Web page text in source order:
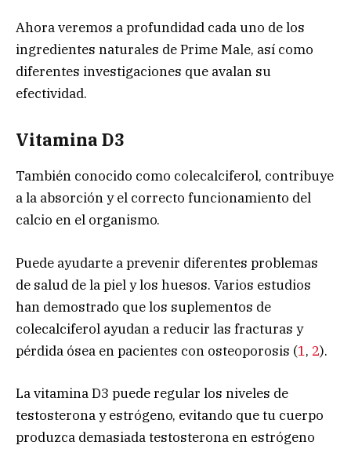
Ahora veremos a profundidad cada uno de los
ingredientes naturales de Prime Male, así como
diferentes investigaciones que avalan su
efectividad.
Vitamina D3
También conocido como colecalciferol, contribuye
a la absorción y el correcto funcionamiento del
calcio en el organismo.
Puede ayudarte a prevenir diferentes problemas
de salud de la piel y los huesos. Varios estudios
han demostrado que los suplementos de
colecalciferol ayudan a reducir las fracturas y
pérdida ósea en pacientes con osteoporosis (1, 2).
La vitamina D3 puede regular los niveles de
testosterona y estrógeno, evitando que tu cuerpo
produzca demasiada testosterona en estrógeno